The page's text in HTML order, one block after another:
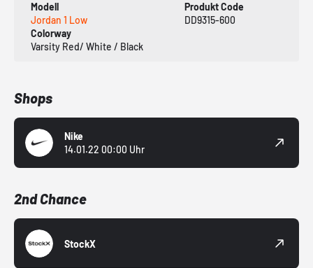
Modell
Jordan 1 Low
Produkt Code
DD9315-600
Colorway
Varsity Red/ White / Black
Shops
Nike
14.01.22 00:00 Uhr
2nd Chance
StockX